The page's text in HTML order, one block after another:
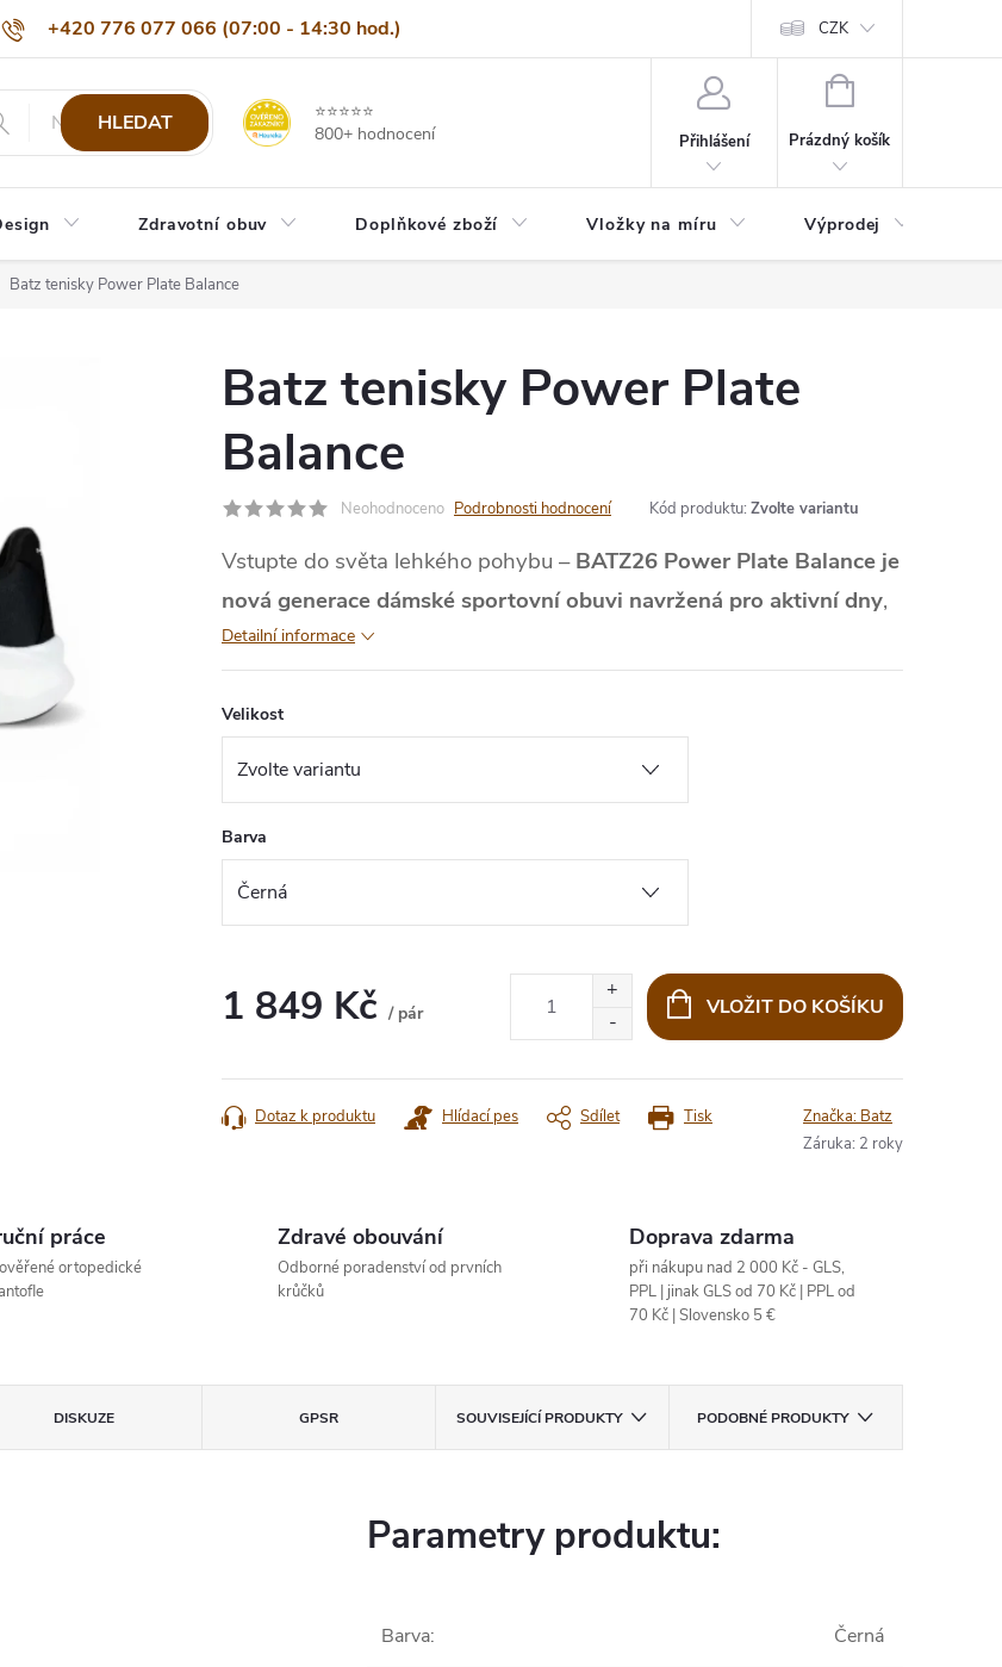
+420 776 077 066 (07:00 - 14:30 hod.)
info@eshop-vvdesign.cz
dotazy Naši odběratelé Doprava a platba Vrácení, výměna nebo
CZK
HLEDAT
⭐⭐⭐⭐⭐
800+ hodnocení
Přihlášení
NÁKUPNÍ
Prázdný košík
Zdravotní obuv Doplňkové zboží Vložky na míru Výprodej
Batz tenisky Power Plate Balance
Batz tenisky Power Plate
Balance
Neohodnoceno Podrobnosti hodnocení Kód produktu: Zvolte variantu
Vstupte do světa lehkého pohybu –BATZ26 Power Plate Balance je
nová generace dámské sportovní obuvi navržená pro aktivní dny,
Detailní informace
Velikost
Barva
1 849 Kč / pár
VLOŽIT DO KOŠÍKU
Tisk
Dotaz k produktu Hlídací pes Sdílet Značka: Batz
Záruka: 2 roky
práce
ortopedické
Zdravé obouvání
Odborné poradenství od prvních
krůčků
Doprava zdarma
při nákupu nad 2 000 Kč - GLS,
PPL | jinak GLS od 70 Kč | PPL od
70 Kč | Slovensko 5 €
DISKUZE GPSR SOUVISEJÍCÍ PRODUKTY PODOBNÉ PRODUKTY
Parametry produktu:
Barva: Černá